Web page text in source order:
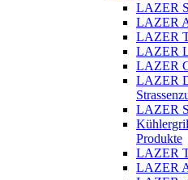
LAZER
LAZER
LAZER
LAZER
LAZER
LAZER
LAZER
Produkte
LAZER
LAZER